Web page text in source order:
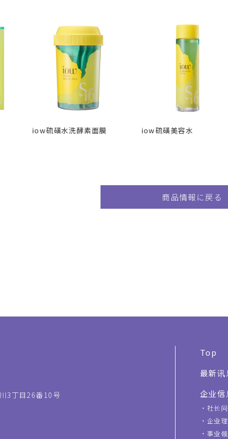
iow硫磺水洗酵素面膜 iow硫磺美容水
商品情報に戻る
3丁目26番10号
Top
最新讯
企业信
社长
企业
事业